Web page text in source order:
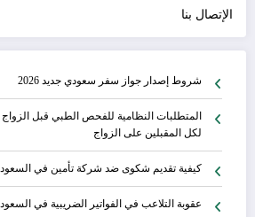
الإتصال بنا
شروط إصدار جواز سفر سعودي جديد 2026
المتطلبات النظامية للفحص الطبي قبل
لكل المقبلين على الزواج
كيفية تقديم شكوى ضد شركة تأمين في
عقوبة التلاعب في الفواتير الضريبية في